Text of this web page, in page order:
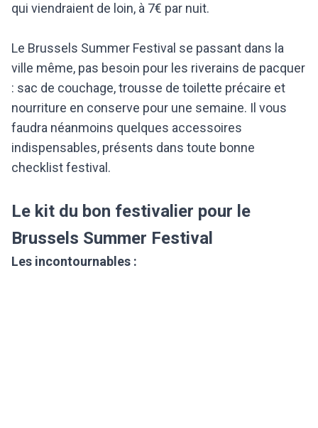
qui viendraient de loin, à 7€ par nuit.
Le Brussels Summer Festival se passant dans la
ville même, pas besoin pour les riverains de pacquer
: sac de couchage, trousse de toilette précaire et
nourriture en conserve pour une semaine. Il vous
faudra néanmoins quelques accessoires
indispensables, présents dans toute bonne
checklist festival.
Le kit du bon festivalier pour le
Brussels Summer Festival
Les incontournables :